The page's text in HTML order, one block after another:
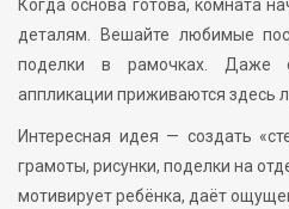
Когда основа готова, комната
деталям. Вешайте любимые
поделки в рамочках. Даже
аппликации приживаются здесь
Интересная идея — создать
грамоты, рисунки, поделки на
мотивирует ребёнка, даёт